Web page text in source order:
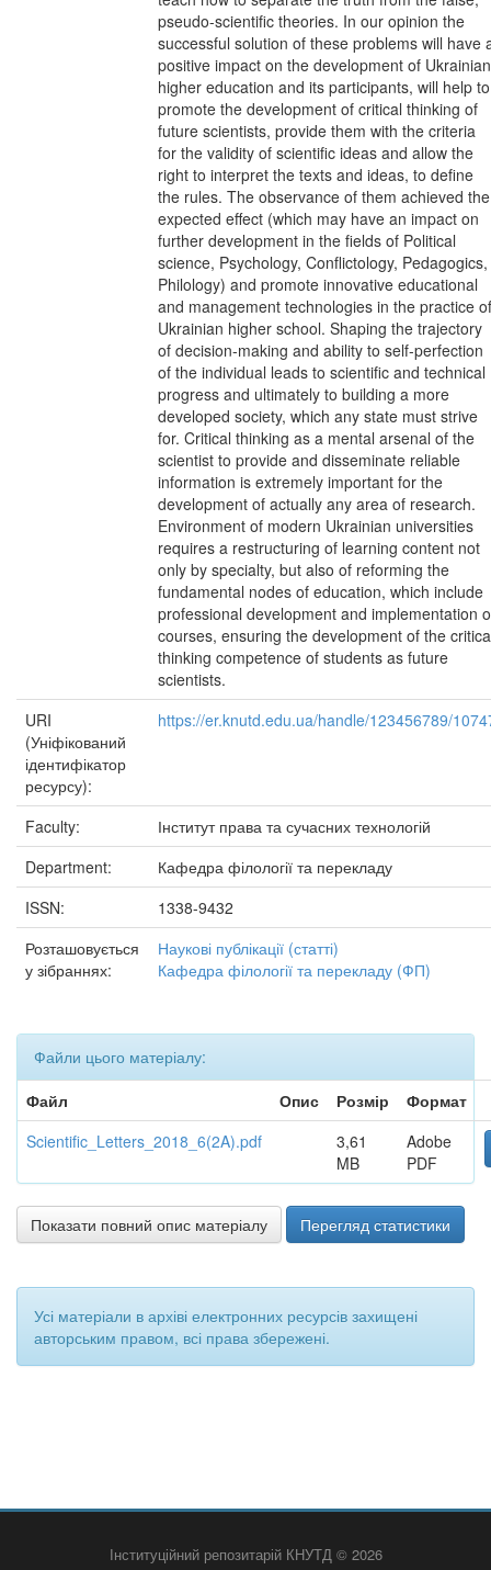
pseudo-scientific theories. In our opinion the
successful solution of these problems will have
positive impact on the development of Ukrainian
higher education and its participants, will help to
promote the development of critical thinking of
future scientists, provide them with the criteria
for the validity of scientific ideas and allow the
right to interpret the texts and ideas, to define
the rules. The observance of them achieved the
expected effect (which may have an impact on
further development in the fields of Political
science, Psychology, Conflictology, Pedagogics,
Philology) and promote innovative educational
and management technologies in the practice of
Ukrainian higher school. Shaping the trajectory
of decision-making and ability to self-perfection
of the individual leads to scientific and technical
progress and ultimately to building a more
developed society, which any state must strive
for. Critical thinking as a mental arsenal of the
scientist to provide and disseminate reliable
information is extremely important for the
development of actually any area of research.
Environment of modern Ukrainian universities
requires a restructuring of learning content not
only by specialty, but also of reforming the
fundamental nodes of education, which include
professional development and implementation
courses, ensuring the development of the
thinking competence of students as future
scientists.
URI
(Уніфікований
ідентифікатор
ресурсу):
https://er.knutd.edu.ua/handle/123456789/
Faculty:
Інститут права та сучасних технологій
Department:
Кафедра філології та перекладу
ISSN:
1338-9432
Розташовується
у зібраннях:
Наукові публікації (статті)
Кафедра філології та перекладу (ФП)
Файли цього матеріалу:
Файл
Опис Розмір
Формат
Scientific_Letters_2018_6(2A).pdf
3,61
MB
Adobe
PDF
Показати повний опис матеріалу Перегляд статистики
Усі матеріали в архіві електронних ресурсів захищені
авторським правом, всі права збережені.
Інституційний репозитарій КНУТД © 2026